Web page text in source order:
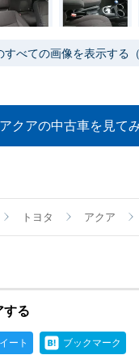
すべての画像を表示する（
クアの中古車を見て
トヨタ アクア
する
ート ブックマーク